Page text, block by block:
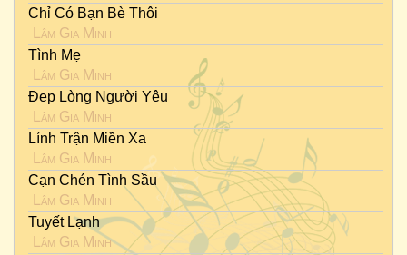
Chỉ Có Bạn Bè Thôi
Lâm Gia Minh
Tình Mẹ
Lâm Gia Minh
Đẹp Lòng Người Yêu
Lâm Gia Minh
Lính Trận Miền Xa
Lâm Gia Minh
Cạn Chén Tình Sầu
Lâm Gia Minh
Tuyết Lạnh
Lâm Gia Minh